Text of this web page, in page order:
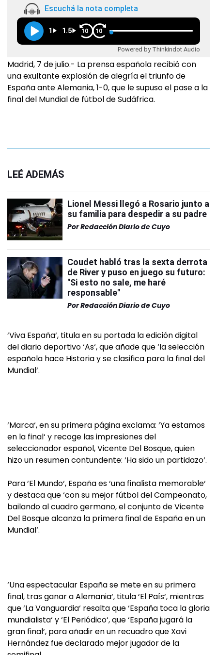
Escuchá la nota completa
1 1.5 10 10
Powered by Thinkindot Audio
Madrid, 7 de julio.- La prensa española recibió con
una exultante explosión de alegría el triunfo de
España ante Alemania, 1-0, que le supuso el pase a la
final del Mundial de fútbol de Sudáfrica.
LEÉ ADEMÁS
Lionel Messi llegó a Rosario junto a
su familia para despedir a su padre
PorRedacción Diario de Cuyo
Coudet habló tras la sexta derrota
de River y puso en juego su futuro:
"Si esto no sale, me haré
responsable"
PorRedacción Diario de Cuyo
‘Viva España‘, titula en su portada la edición digital
del diario deportivo ‘As‘, que añade que ‘la selección
española hace Historia y se clasifica para la final del
Mundial‘.
‘Marca‘, en su primera página exclama: ‘Ya estamos
en la final‘ y recoge las impresiones del
seleccionador español, Vicente Del Bosque, quien
hizo un resumen contundente: ‘Ha sido un partidazo‘.
Para ‘El Mundo‘, España es ‘una finalista memorable‘
y destaca que ‘con su mejor fútbol del Campeonato,
bailando al cuadro germano, el conjunto de Vicente
Del Bosque alcanza la primera final de España en un
Mundial‘.
‘Una espectacular España se mete en su primera
final, tras ganar a Alemania‘, titula ‘El País‘, mientras
que ‘La Vanguardia‘ resalta que ‘España toca la gloria
mundialista‘ y ‘El Periódico‘, que ‘España jugará la
gran final‘, para añadir en un recuadro que Xavi
Hernández fue declarado mejor jugador de la